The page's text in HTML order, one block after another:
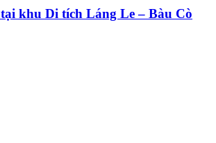
khu Di tích Láng Le – Bàu Cò